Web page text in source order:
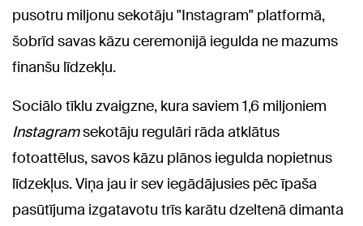
pusotru miljonu sekotāju "Instagram" platformā,
šobrīd savas kāzu ceremonijā iegulda ne mazums
finanšu līdzekļu.
Sociālo tīklu zvaigzne, kura saviem 1,6 miljoniem
Instagramsekotāju regulāri rāda atklātus
fotoattēlus, savos kāzu plānos iegulda nopietnus
līdzekļus. Viņa jau ir sev iegādājusies pēc īpaša
pasūtījuma izgatavotu trīs karātu dzeltenā dimanta